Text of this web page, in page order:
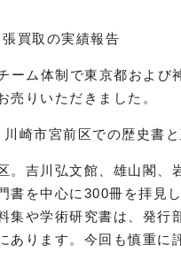
買取の実績報告
ーム体制で東京都および
売りいただきました。
崎市宮前区での歴史書
。吉川弘文館、雄山閣、
書を中心に300冊を拝見
集や学術研究書は、発行
あります。今回も慎重に